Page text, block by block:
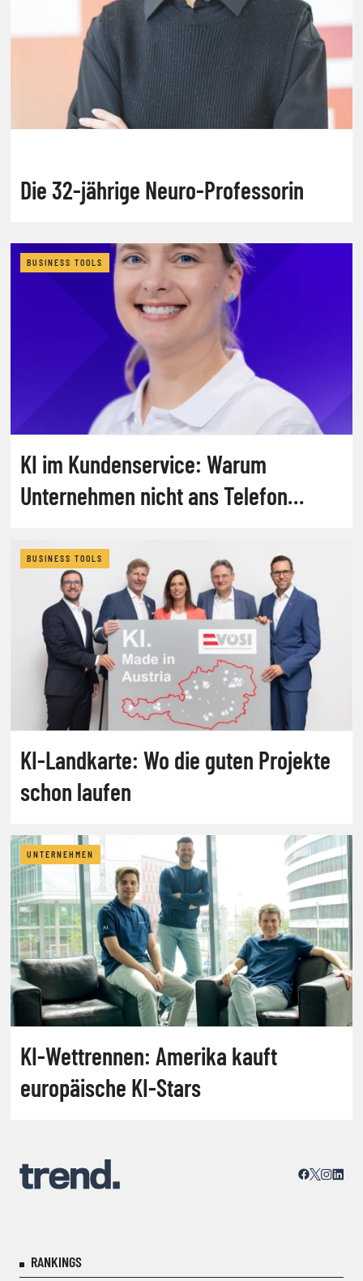
Die 32-jährige Neuro-Professorin
BUSINESS TOOLS
KI im Kundenservice: Warum
Unternehmen nicht ans Telefon
BUSINESS TOOLS
KI-Landkarte: Wo die guten Projekte
schon laufen
UNTERNEHMEN
KI-Wettrennen: Amerika kauft
europäische KI-Stars
RANKINGS